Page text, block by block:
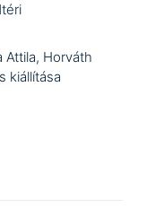
Attila, Horváth
kiállítása